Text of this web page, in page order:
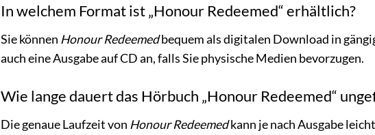
In welchem Format ist „Honour Redeemed“ erhältlich?
Sie können Honour Redeemedbequem als digitalen Download in
auch eine Ausgabe auf CD an, falls Sie physische Medien bevorzugen.
Wie lange dauert das Hörbuch „Honour Redeemed“
Die genaue Laufzeit von Honour Redeemedkann je nach Ausgabe